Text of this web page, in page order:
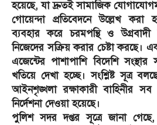
হয়েছে, যা দ্রুতই সামাজিক
গোয়েন্দা প্রতিবেদনে উল্লেখ
ব্যবহার করে চরমপন্থি ও
নিজেদের সক্রিয় করার চেষ্টা করছে।
এজেন্টের পাশাপাশি বিদেশি সংস্থার
খতিয়ে দেখা হচ্ছে। সংশ্লিষ্ট সূত্র
আইনশৃঙ্খলা রক্ষাকারী বাহিনীর
নির্দেশনা দেওয়া হয়েছে।
পুলিশ সদর দপ্তর সূত্রে জানা